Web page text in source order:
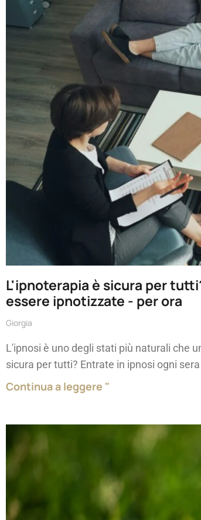
L'ipnoterapia è sicura per
essere ipnotizzate - per ora
Giorgia
L'ipnosi è uno degli stati più naturali che
sicura per tutti? Entrate in ipnosi ogni sera
Continua a leggere "